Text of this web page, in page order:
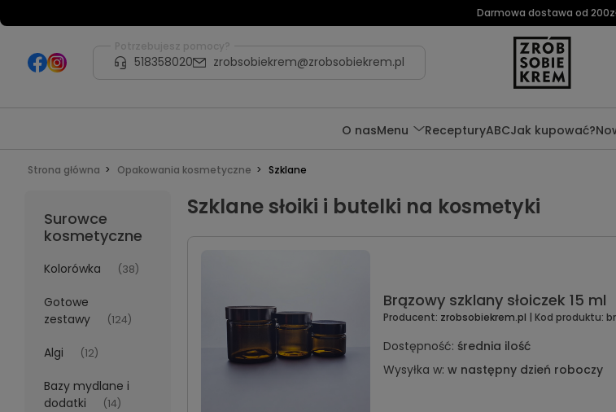
Darmowa dostawa od
Potrzebujesz pomocy?
518358020 zrobsobiekrem@zrobsobiekrem.pl
O nasMenu RecepturyABCJak kupować?
Strona główna Opakowania kosmetyczne Szklane
Surowce
kosmetyczne
Kolorówka (38)
Gotowe
zestawy
(124)
Algi (12)
Bazy mydlane i
dodatki
(14)
Szklane słoiki i butelki na kosmetyki
Brązowy szklany słoiczek 15 ml
Producent: zrobsobiekrem.pl | Kod produktu:
Dostępność: średnia ilość
Wysyłka w: w następny dzień roboczy